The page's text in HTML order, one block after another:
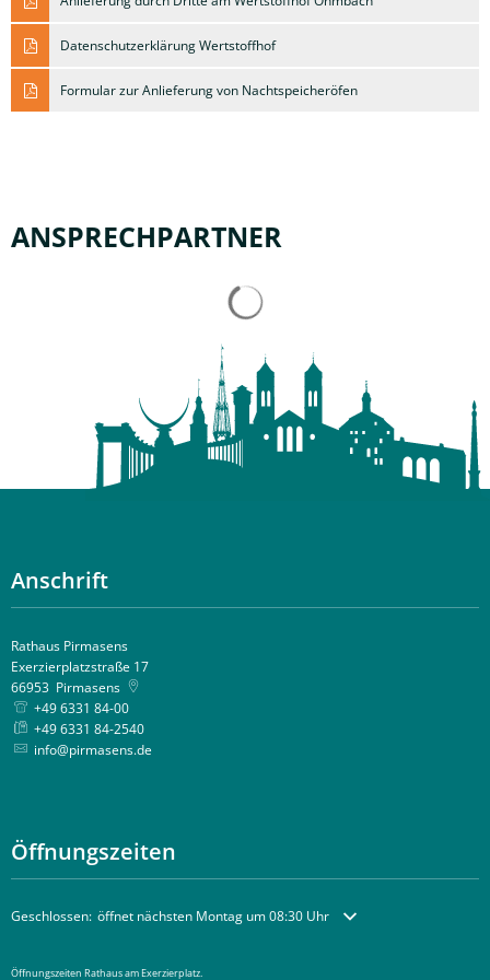
Datenschutzerklärung Wertstoffhof
Formular zur Anlieferung von Nachtspeicheröfen
ANSPRECHPARTNER
Anschrift
Rathaus Pirmasens
Exerzierplatzstraße 17
66953 Pirmasens
+49 6331 84-00
+49 6331 84-2540
info@pirmasens.de
Öffnungszeiten
Klicken, um weitere Öffnungs- oder Schließzeiten auszublenden
Geschlossen: öffnet nächsten Montag um 08:30 Uhr
Öffnungszeiten Rathaus am Exerzierplatz.